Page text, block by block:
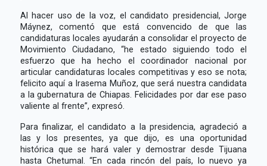
Al hacer uso de la voz, el candidato presidencial, Jorge
Máynez, comentó que está convencido de que las
candidaturas locales ayudarán a consolidar el proyecto de
Movimiento Ciudadano, “he estado siguiendo todo el
esfuerzo que ha hecho el coordinador nacional por
articular candidaturas locales competitivas y eso se nota;
felicito aquí a Irasema Muñoz, que será nuestra candidata
a la gubernatura de Chiapas. Felicidades por dar ese paso
valiente al frente”, expresó.
Para finalizar, el candidato a la presidencia, agradeció a
las y los presentes, ya que dijo, es una oportunidad
histórica que se hará valer y demostrar desde Tijuana
hasta Chetumal. “En cada rincón del país, lo nuevo ya